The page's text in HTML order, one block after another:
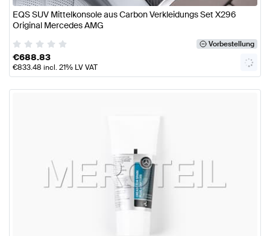
EQS SUV Mittelkonsole aus Carbon Verkleidungs Set X296
Original Mercedes AMG
Vorbestellung
€688.83
€833.48 incl. 21% LV VAT